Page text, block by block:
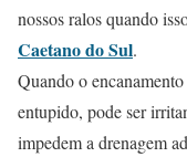
nossos ralos quando
Caetano do Sul.
Quando o
entupido, pode ser
impedem a drenagem